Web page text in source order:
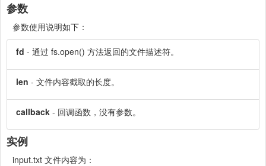
参数
参数使用说明如下：
fd - 通过 fs.open() 方法返回的文件描述符。
len - 文件内容截取的长度。
callback - 回调函数，没有参数。
实例
input.txt 文件内容为：